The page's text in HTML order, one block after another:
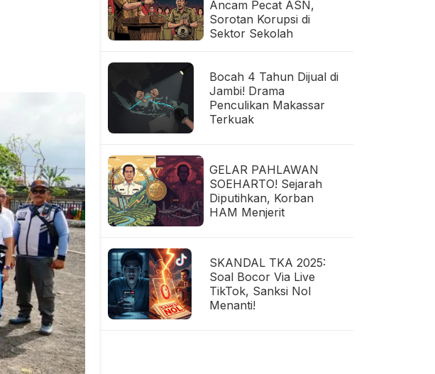
Ancam Pecat ASN,
Sorotan Korupsi di
Sektor Sekolah
Bocah 4 Tahun Dijual di
Jambi! Drama
Penculikan Makassar
Terkuak
GELAR PAHLAWAN
SOEHARTO! Sejarah
Diputihkan, Korban
HAM Menjerit
SKANDAL TKA 2025:
Soal Bocor Via Live
TikTok, Sanksi Nol
Menanti!